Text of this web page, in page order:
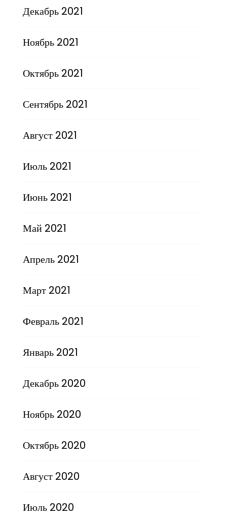
Декабрь 2021
Ноябрь 2021
Октябрь 2021
Сентябрь 2021
Август 2021
Июль 2021
Июнь 2021
Май 2021
Апрель 2021
Март 2021
Февраль 2021
Январь 2021
Декабрь 2020
Ноябрь 2020
Октябрь 2020
Август 2020
Июль 2020